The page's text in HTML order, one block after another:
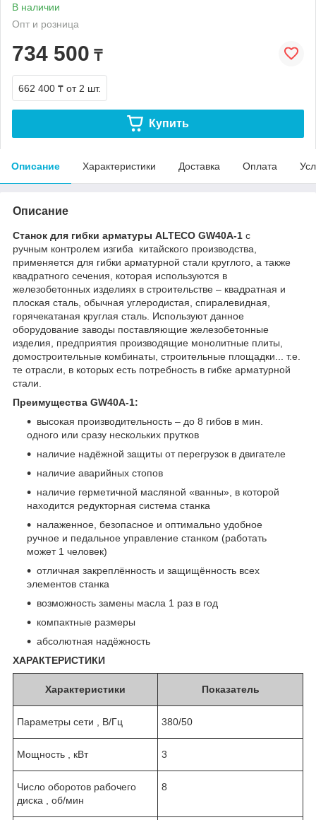
В наличии
Опт и розница
734 500 ₸
662 400 ₸ от 2 шт.
Купить
Описание Характеристики Доставка Оплата
Описание
Станок для гибки арматуры ALTECO GW40A-1 с
ручным контролем изгиба китайского производства,
применяется для гибки арматурной стали круглого, а также
квадратного сечения, которая используются в
железобетонных изделиях в строительстве – квадратная и
плоская сталь, обычная углеродистая, спиралевидная,
горячекатаная круглая сталь. Используют данное
оборудование заводы поставляющие железобетонные
изделия, предприятия производящие монолитные плиты,
домостроительные комбинаты, строительные площадки... т.е.
те отрасли, в которых есть потребность в гибке арматурной
стали.
Преимущества GW40A-1:
высокая производительность – до 8 гибов в мин.
одного или сразу нескольких прутков
наличие надёжной защиты от перегрузок в двигателе
наличие аварийных стопов
наличие герметичной масляной «ванны», в которой
находится редукторная система станка
налаженное, безопасное и оптимально удобное
ручное и педальное управление станком (работать
может 1 человек)
отличная закреплённость и защищённость всех
элементов станка
возможность замены масла 1 раз в год
компактные размеры
абсолютная надёжность
ХАРАКТЕРИСТИКИ
Характеристики Показатель
Параметры сети , В/Гц 380/50
Мощность , кВт 3
Число оборотов рабочего
диска , об/мин
8